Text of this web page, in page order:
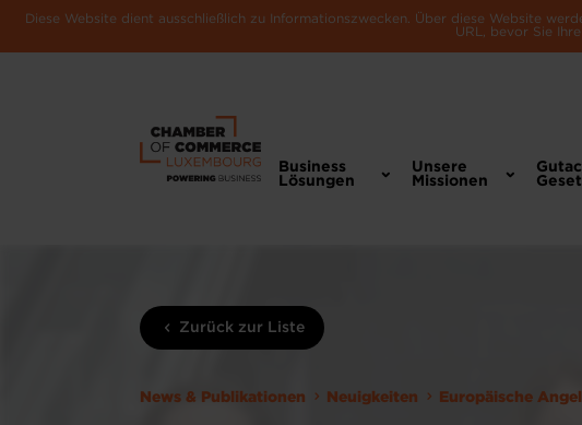
Diese Website dient ausschließlich zu Informationszwecken. Über diese Website
URL, bevor Sie
Business
Lösungen
Unsere
Missionen
Zurück zur Liste
News & Publikationen Neuigkeiten Europäische